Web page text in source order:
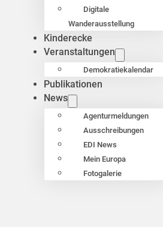
Digitale
Wanderausstellung
Kinderecke
Veranstaltungen
Demokratiekalendar
Publikationen
News
Agenturmeldungen
Ausschreibungen
EDI News
Mein Europa
Fotogalerie